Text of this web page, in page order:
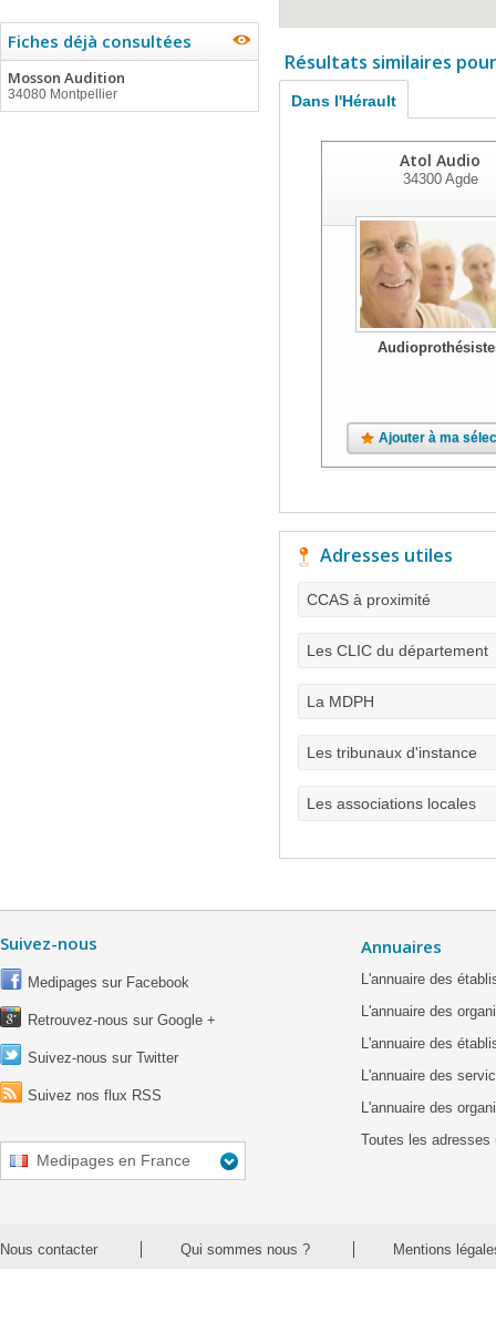
Fiches déjà consultées
Mosson Audition
34080 Montpellier
Résultats similaires
Dans l'Hérault
Atol Audio
34300Agde
Ajouter à ma
Adresses utiles
CCAS à proximité
Les CLIC du département
La MDPH
Les tribunaux d'instance
Les associations locales
Suivez-nous
Medipages sur Facebook
Retrouvez-nous sur Google +
Suivez-nous sur Twitter
Suivez nos flux RSS
Medipages en France
Annuaires
L'annuaire des
L'annuaire des
L'annuaire des
L'annuaire des
L'annuaire des
Toutes les adresses
Nous contacter Qui sommes nous ? Mentions